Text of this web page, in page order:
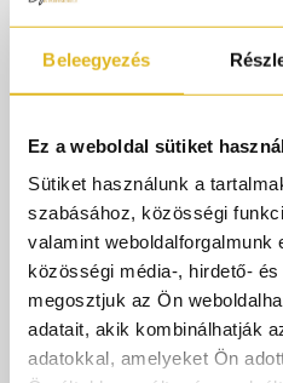
Beleegyezés
Ez a weboldal sütiket
Sütiket használunk a
szabásához, közösségi
valamint
közösségi média-, hirdető-
megosztjuk az Ön
adatait, akik kombinálhatják
adatokkal, amelyeket Ön
Rendelj 50.000.-ft felett
parfümmintát adunk
Kajal Ruby a szeretet és
megfogalmazása – édes,
izzó rubin drágakő. Az illat
bogyós gyümölcsökkel,
ananásszal és cseresznye